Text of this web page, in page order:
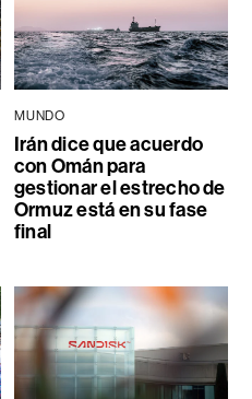
MUNDO
Irán dice que acuerdo
con Omán para
gestionar el estrecho de
Ormuz está en su fase
final